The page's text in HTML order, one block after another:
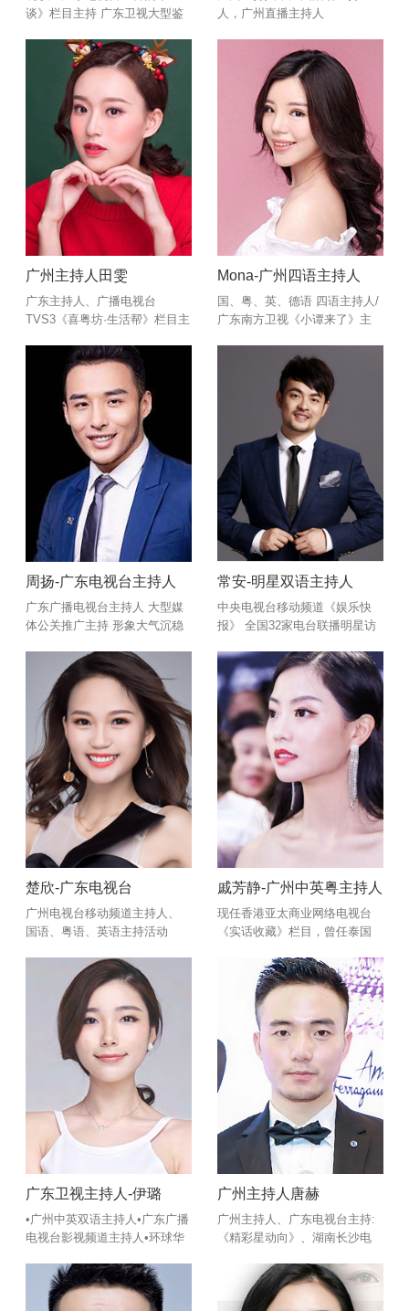
谈》栏目主持 广东卫视大型鉴
人，广州直播主持人
广州主持人田雯
​广东主持人、广播电视台
TVS3《喜粤坊·生活帮》栏目主
精英》嘉宾主持人
Mona-广州四语主持人
国、粤、英、德语 四语主持人/
广东南方卫视《小谭来了》主
主持人/ 广州电视台竞赛频道
《车展零距离》外景主持/ 中央
电视台纪录频道《发现》栏目
周扬-广东电视台主持人
广东广播电视台主持人 大型媒
体公关推广主持 形象大气沉稳
常安-明星双语主持人
中央电视台移动频道《娱乐快
报》 全国32家电台联播明星访
人金话筒奖
楚欣-广东电视台
广州电视台移动频道主持人、
国语、粤语、英语主持活动
戚芳静-广州中英粤主持人
现任香港亚太商业网络电视台
《实话收藏》栏目，曾任泰国
栏目《音乐龙卷风》主持人，
曾任广东新闻频道《纵横天下
游》栏目外景主持
广东卫视主持人-伊璐
•广州中英双语主持人​•广东广播
电视台影视频道主持人•环球华
册礼仪培训师
广州主持人唐赫
广州主持人、广东电视台主持:
《精彩星动向》、湖南长沙电
雅网易云音乐签约主播